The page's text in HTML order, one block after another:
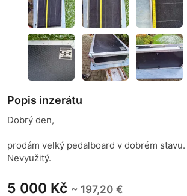
5 000 Kč ~ 197,20 €
Popis inzerátu
Dobrý den,
prodám velký pedalboard v dobrém stavu.
Nevyužitý.